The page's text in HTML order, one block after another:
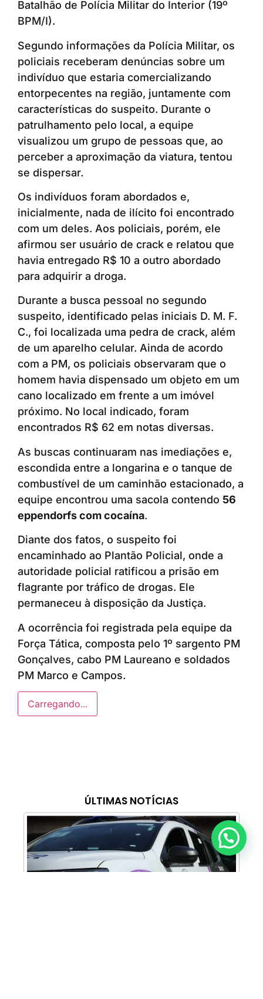
ÚLTIMAS NOTÍCIAS
Batalhão de Polícia Militar do Interior (19º
BPM/I).
Segundo informações da Polícia Militar, os
policiais receberam denúncias sobre um
indivíduo que estaria comercializando
entorpecentes na região, juntamente com
características do suspeito. Durante o
patrulhamento pelo local, a equipe
visualizou um grupo de pessoas que, ao
perceber a aproximação da viatura, tentou
se dispersar.
Os indivíduos foram abordados e,
inicialmente, nada de ilícito foi encontrado
com um deles. Aos policiais, porém, ele
afirmou ser usuário de crack e relatou que
havia entregado R$ 10 a outro abordado
para adquirir a droga.
Durante a busca pessoal no segundo
suspeito, identificado pelas iniciais D. M. F.
C., foi localizada uma pedra de crack, além
de um aparelho celular. Ainda de acordo
com a PM, os policiais observaram que o
homem havia dispensado um objeto em um
cano localizado em frente a um imóvel
próximo. No local indicado, foram
encontrados R$ 62 em notas diversas.
As buscas continuaram nas imediações e,
escondida entre a longarina e o tanque de
combustível de um caminhão estacionado, a
equipe encontrou uma sacola contendo 56
eppendorfs com cocaína.
Diante dos fatos, o suspeito foi
encaminhado ao Plantão Policial, onde a
autoridade policial ratificou a prisão em
flagrante por tráfico de drogas. Ele
permaneceu à disposição da Justiça.
A ocorrência foi registrada pela equipe da
Força Tática, composta pelo 1º sargento PM
Gonçalves, cabo PM Laureano e soldados
PM Marco e Campos.
Carregando...
Anunciar ou recomendar matéria